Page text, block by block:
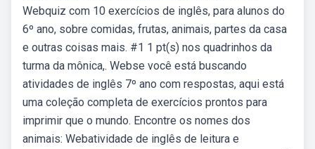
Webquiz com 10 exercícios de inglês, para alunos do
6º ano, sobre comidas, frutas, animais, partes da casa
e outras coisas mais. #1 1 pt(s) nos quadrinhos da
turma da mônica,. Webse você está buscando
atividades de inglês 7º ano com respostas, aqui está
uma coleção completa de exercícios prontos para
imprimir que o mundo. Encontre os nomes dos
animais: Webatividade de inglês de leitura e